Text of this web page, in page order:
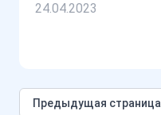
24.04.2023
Предыдущая страница